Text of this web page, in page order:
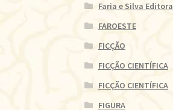
Faria e Silva Editora
FAROESTE
FICÇÃO
FICÇÃO CIENTÍFICA
FICÇÃO CIENTÍFICA
FIGURA